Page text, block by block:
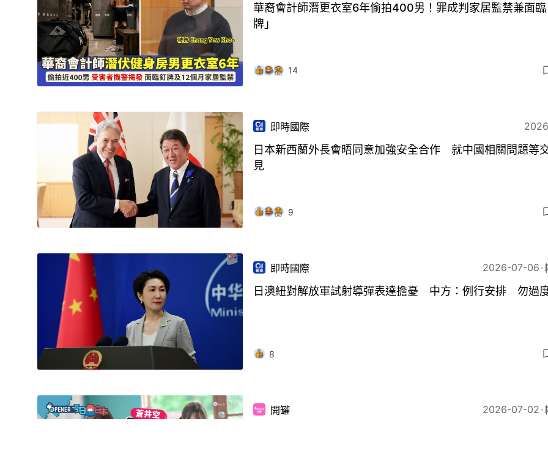
華裔會計師潛更衣室6年偷拍400男！罪成判家居監禁兼面
牌」
14
即時國際
日本新西蘭外長會晤同意加強安全合作 就中國相關問題等
見
9
即時國際 2026-07-06
日澳紐對解放軍試射導彈表達擔憂 中方：例行安排 勿過
8
開罐 2026-07-02